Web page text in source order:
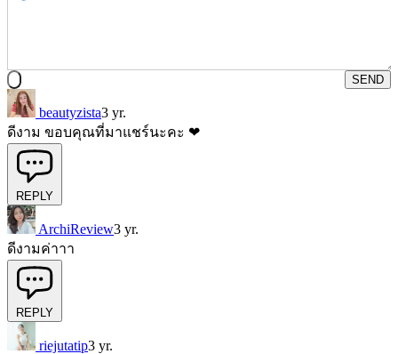
SEND
beautyzista3 yr.
ดีงาม ขอบคุณที่มาแชร์นะคะ ❤
REPLY
ArchiReview3 yr.
ดีงามค่าาา
REPLY
riejutatip3 yr.